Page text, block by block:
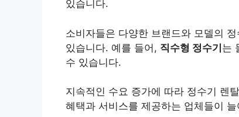
있습니다.
소비자들은 다양한 브랜드와 모델의
있습니다. 예를 들어, 직수형 정수기는
수 있습니다.
지속적인 수요 증가에 따라 정수기 렌
혜택과 서비스를 제공하는 업체들이